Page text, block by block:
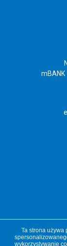
mBANK
Ta strona używa
wykorzystywanie